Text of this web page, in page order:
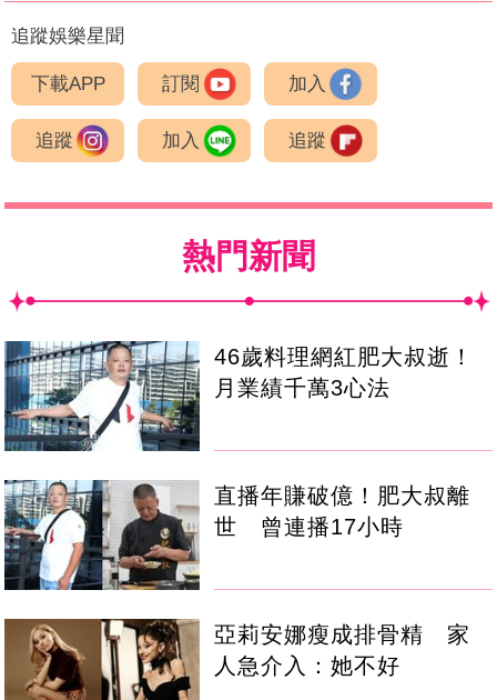
追蹤娛樂星聞
下載APP 訂閱 加入
追蹤 加入 追蹤
熱門新聞
46歲料理網紅肥大叔逝！
月業績千萬3心法
直播年賺破億！肥大叔離
世 曾連播17小時
亞莉安娜瘦成排骨精 家
人急介入：她不好